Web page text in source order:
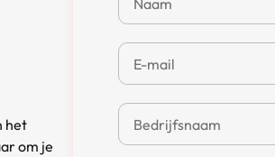
het
om je